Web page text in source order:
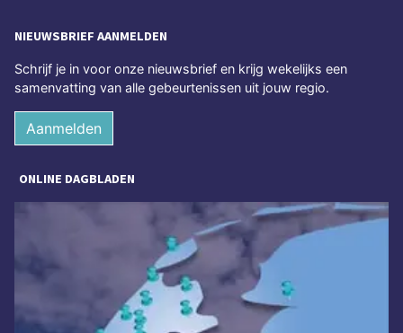
NIEUWSBRIEF AANMELDEN
Schrijf je in voor onze nieuwsbrief en krijg wekelijks een
samenvatting van alle gebeurtenissen uit jouw regio.
Aanmelden
ONLINE DAGBLADEN